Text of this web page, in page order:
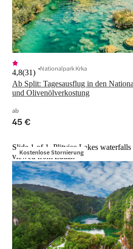
Ab Split: Tagesausflug in den
und Olivenölverkostung
4,8(31) Nationalpark Krka
ab
45 €
Kostenlose Stornierung
Slide 1 of 1, Plitvice Lakes waterfalls
viewed from Zadar.